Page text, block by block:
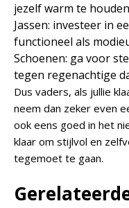
jezelf warm te
Jassen: investeer in
functioneel als
Schoenen: ga voor
tegen regenachtige
Dus vaders, als jullie
neem dan zeker even
ook eens goed in het
klaar om stijlvol en
tegemoet te gaan.